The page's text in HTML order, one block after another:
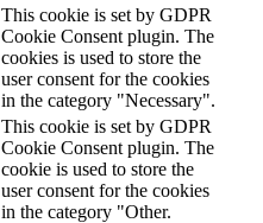
This cookie is set by GDPR
Cookie Consent plugin. The
cookies is used to store the
user consent for the cookies
in the category "Necessary".
This cookie is set by GDPR
Cookie Consent plugin. The
cookie is used to store the
user consent for the cookies
in the category "Other.